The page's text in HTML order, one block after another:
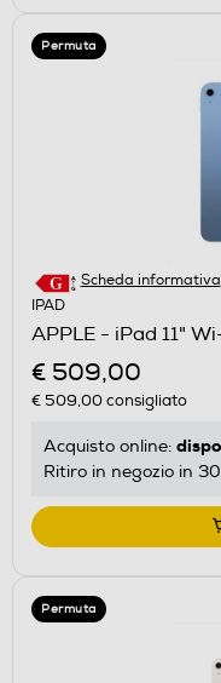
Permuta
Scheda informativa
IPAD
APPLE - iPad 11"
€ 509,00
€ 509,00consigliato
Acquisto online:
Ritiro in negozio in
Permuta